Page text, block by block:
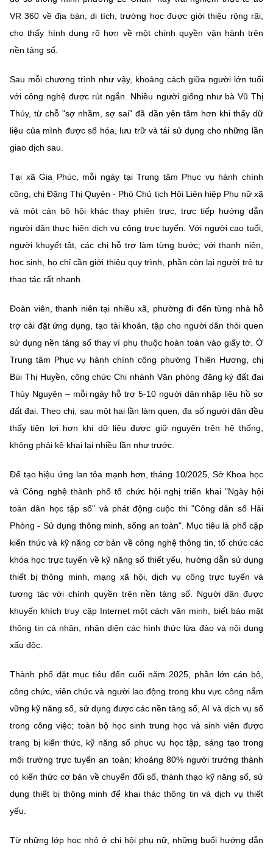
VR 360 về địa bàn, di tích, trường học được giới thiệu rộng rãi,
cho thấy hình dung rõ hơn về một chính quyền vận hành trên
nền tảng số.
Sau mỗi chương trình như vậy, khoảng cách giữa người lớn tuổi
với công nghệ được rút ngắn. Nhiều người giống như bà Vũ Thị
Thúy, từ chỗ "sợ nhầm, sợ sai" đã dần yên tâm hơn khi thấy dữ
liệu của mình được số hóa, lưu trữ và tái sử dụng cho những lần
giao dịch sau.
Tại xã Gia Phúc, mỗi ngày tại Trung tâm Phục vụ hành chính
công, chị Đặng Thị Quyên - Phó Chủ tịch Hội Liên hiệp Phụ nữ xã
và một cán bộ hội khác thay phiên trực, trực tiếp hướng dẫn
người dân thực hiện dịch vụ công trực tuyến. Với người cao tuổi,
người khuyết tật, các chị hỗ trợ làm từng bước; với thanh niên,
học sinh, họ chỉ cần giới thiệu quy trình, phần còn lại người trẻ tự
thao tác rất nhanh.
Đoàn viên, thanh niên tại nhiều xã, phường đi đến từng nhà hỗ
trợ cài đặt ứng dụng, tạo tài khoản, tập cho người dân thói quen
sử dụng nền tảng số thay vì phụ thuộc hoàn toàn vào giấy tờ. Ở
Trung tâm Phục vụ hành chính công phường Thiên Hương, chị
Bùi Thị Huyền, công chức Chi nhánh Văn phòng đăng ký đất đai
Thủy Nguyên – mỗi ngày hỗ trợ 5-10 người dân nhập liệu hồ sơ
đất đai. Theo chị, sau một hai lần làm quen, đa số người dân đều
thấy tiện lợi hơn khi dữ liệu được giữ nguyên trên hệ thống,
không phải kê khai lại nhiều lần như trước.
Để tạo hiệu ứng lan tỏa mạnh hơn, tháng 10/2025, Sở Khoa học
và Công nghệ thành phố tổ chức hội nghị triển khai "Ngày hội
toàn dân học tập số" và phát động cuộc thi "Công dân số Hải
Phòng - Sử dụng thông minh, sống an toàn". Mục tiêu là phổ cập
kiến thức và kỹ năng cơ bản về công nghệ thông tin, tổ chức các
khóa học trực tuyến về kỹ năng số thiết yếu, hướng dẫn sử dụng
thiết bị thông minh, mạng xã hội, dịch vụ công trực tuyến và
tương tác với chính quyền trên nền tảng số. Người dân được
khuyến khích truy cập Internet một cách văn minh, biết bảo mật
thông tin cá nhân, nhận diện các hình thức lừa đảo và nội dung
xấu độc.
Thành phố đặt mục tiêu đến cuối năm 2025, phần lớn cán bộ,
công chức, viên chức và người lao động trong khu vực công nắm
vững kỹ năng số, sử dụng được các nền tảng số, AI và dịch vụ số
trong công việc; toàn bộ học sinh trung học và sinh viên được
trang bị kiến thức, kỹ năng số phục vụ học tập, sáng tạo trong
môi trường trực tuyến an toàn; khoảng 80% người trưởng thành
có kiến thức cơ bản về chuyển đổi số, thành thạo kỹ năng số, sử
dụng thiết bị thông minh để khai thác thông tin và dịch vụ thiết
yếu.
Từ những lớp học nhỏ ở chi hội phụ nữ, những buổi hướng dẫn